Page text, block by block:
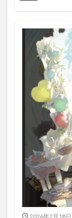
2026年2月18日